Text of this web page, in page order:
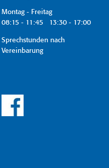
Montag - Freitag
08:15 - 11:45 13:30 - 17:00
Sprechstunden nach
Vereinbarung